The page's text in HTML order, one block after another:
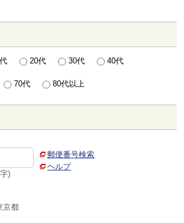
20代 30代 40代
70代 80代以上
)
郵便番号検索
ヘルプ
京都